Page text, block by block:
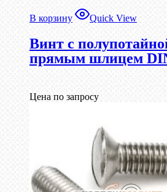
В корзину Quick View
Винт с
прямым шлицем
Цена по запросу